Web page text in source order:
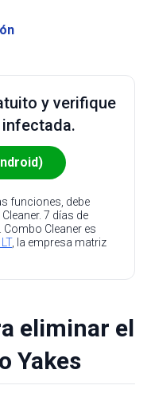
y verifique
funciones, debe
7 días de
Cleaner es
, la empresa matriz
eliminar el
Yakes